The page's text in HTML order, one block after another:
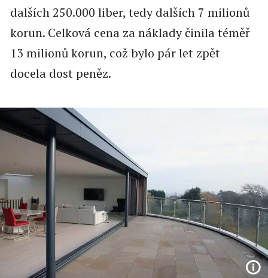
dalších 250.000 liber, tedy dalších 7 milionů
korun. Celková cena za náklady činila téměř
13 milionů korun, což bylo pár let zpět
docela dost peněz.